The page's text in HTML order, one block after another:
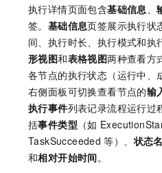
执行详情页面包含基础信息 、
签。 基础信息页签展示执行状
间、执行时长、执行模式和
形视图和表格视图两种查看方
各节点的执行状态（运行中、
右侧面板可切换查看节点的输
执行事件列表记录流程运行过
括事件类型 （如
TaskSucceeded 等）、状态
和相对开始时间。